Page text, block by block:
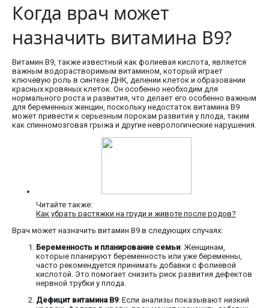
Когда врач может
назначить витамина В9?
Витамин В9, также известный как фолиевая кислота, является
важным водорастворимым витамином, который играет
ключевую роль в синтезе ДНК, делении клеток и образовании
красных кровяных клеток. Он особенно необходим для
нормального роста и развития, что делает его особенно важным
для беременных женщин, поскольку недостаток витамина В9
может привести к серьезным порокам развития у плода, таким
как спинномозговая грыжа и другие неврологические нарушения.
Читайте также:
Как убрать растяжки на груди и животе после родов?
Врач может назначить витамин В9 в следующих случаях:
Беременность и планирование семьи: Женщинам,
которые планируют беременность или уже беременны,
часто рекомендуется принимать добавки с фолиевой
кислотой. Это помогает снизить риск развития дефектов
нервной трубки у плода.
Дефицит витамина В9: Если анализы показывают низкий